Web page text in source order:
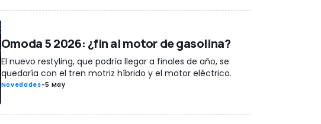
Omoda 5 2026: ¿fin al motor de gasolina?
El nuevo restyling, que podría llegar a finales de año, se
quedaría con el tren motriz híbrido y el motor eléctrico.
Novedades-5 May